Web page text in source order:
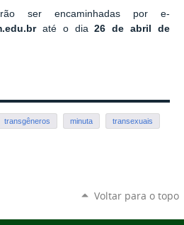
ser encaminhadas por e-
até o dia26 de abril de
transgêneros minuta transexuais
Voltar para o topo